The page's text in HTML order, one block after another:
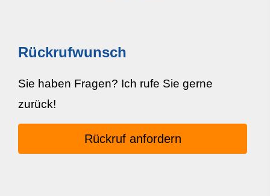
Rückrufwunsch
Sie haben Fragen? Ich rufe Sie gerne
zurück!
Rückruf anfordern